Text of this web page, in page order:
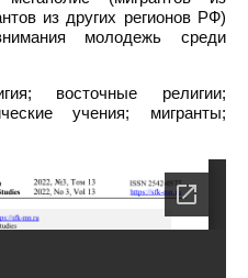
из других регионов РФ)
молодежь среди
восточные религии;
учения; мигранты;